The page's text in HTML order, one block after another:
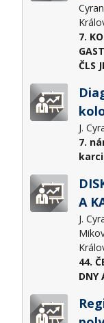
7.
ČLS
J.
7.
A
J.
44.
DNY